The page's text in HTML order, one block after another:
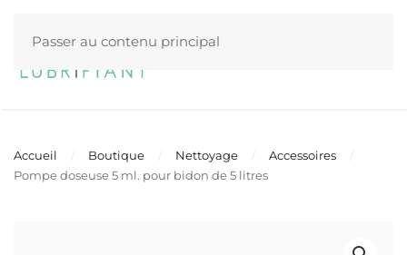
Passer au contenu principal
Accueil Boutique Nettoyage
Accessoires
Pompe doseuse 5 ml. pour bidon de 5 litres